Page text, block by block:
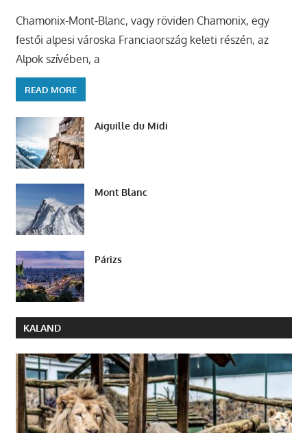
Chamonix-Mont-Blanc, vagy röviden Chamonix, egy
festői alpesi városka Franciaország keleti részén, az
Alpok szívében, a
READ MORE
Aiguille du Midi
Mont Blanc
Párizs
KALAND